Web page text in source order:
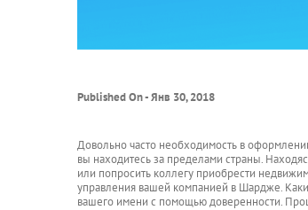
Published On - Янв 30, 2018
Довольно часто необходимость в
вы находитесь за пределами страны.
или попросить коллегу приобрести
управления вашей компанией в Шардже.
вашего имени с помощью доверенности.